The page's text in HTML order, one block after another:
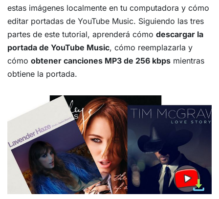
estas imágenes localmente en tu computadora y cómo
editar portadas de YouTube Music. Siguiendo las tres
partes de este tutorial, aprenderá cómo descargar la
portada de YouTube Music, cómo reemplazarla y
cómo obtener canciones MP3 de 256 kbps mientras
obtiene la portada.